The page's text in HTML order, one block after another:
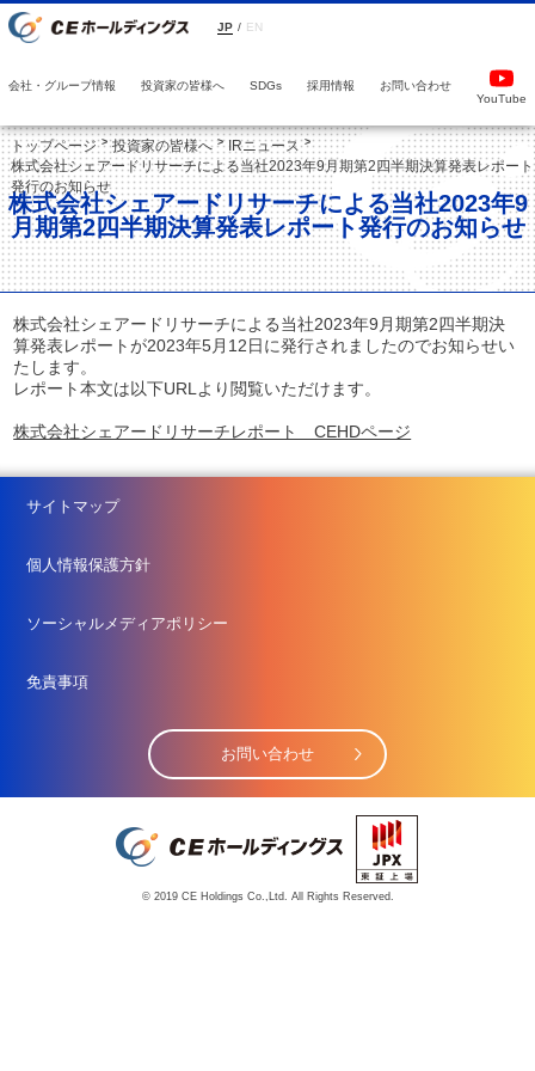
JP / EN
会社・グループ情報 投資家の皆様へ SDGs 採用情報
お問い合わせ
YouTube
トップページ 投資家の皆様へ
IRニュース
株式会社シェアードリサーチによる当社2023年9月期第2四半期決算発表レポート
発行のお知らせ
株式会社シェアードリサーチによる当社2023年9
月期第2四半期決算発表レポート発行のお知らせ
株式会社シェアードリサーチによる当社2023年9月期第2四半期決
算発表レポートが2023年5月12日に発行されましたのでお知らせい
たします。
レポート本文は以下URLより閲覧いただけます。
株式会社シェアードリサーチレポート CEHDページ
サイトマップ
個人情報保護方針
ソーシャルメディアポリシー
免責事項
お問い合わせ
© 2019 CE Holdings Co.,Ltd. All Rights Reserved.